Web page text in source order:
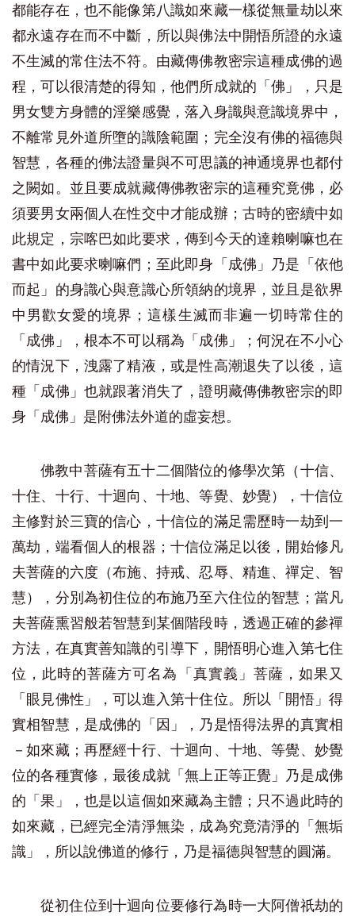
都能存在，也不能像第八識如來藏一樣從無量劫以來
都永遠存在而不中斷，所以與佛法中開悟所證的永遠
不生滅的常住法不符。由藏傳佛教密宗這種成佛的過
程，可以很清楚的得知，他們所成就的「佛」，只是
男女雙方身體的淫樂感覺，落入身識與意識境界中，
不離常見外道所墮的識陰範圍；完全沒有佛的福德與
智慧，各種的佛法證量與不可思議的神通境界也都付
之闕如。並且要成就藏傳佛教密宗的這種究竟佛，必
須要男女兩個人在性交中才能成辦；古時的密續中如
此規定，宗喀巴如此要求，傳到今天的達賴喇嘛也在
書中如此要求喇嘛們；至此即身「成佛」乃是「依他
而起」的身識心與意識心所領納的境界，並且是欲界
中男歡女愛的境界；這樣生滅而非遍一切時常住的
「成佛」，根本不可以稱為「成佛」；何況在不小心
的情況下，洩露了精液，或是性高潮退失了以後，這
種「成佛」也就跟著消失了，證明藏傳佛教密宗的即
身「成佛」是附佛法外道的虛妄想。
佛教中菩薩有五十二個階位的修學次第（十信、
十住、十行、十迴向、十地、等覺、妙覺），十信位
主修對於三寶的信心，十信位的滿足需歷時一劫到一
萬劫，端看個人的根器；十信位滿足以後，開始修凡
夫菩薩的六度（布施、持戒、忍辱、精進、禪定、智
慧），分別為初住位的布施乃至六住位的智慧；當凡
夫菩薩熏習般若智慧到某個階段時，透過正確的參禪
方法，在真實善知識的引導下，開悟明心進入第七住
位，此時的菩薩方可名為「真實義」菩薩，如果又
「眼見佛性」，可以進入第十住位。所以「開悟」得
實相智慧，是成佛的「因」，乃是悟得法界的真實相
－如來藏；再歷經十行、十迴向、十地、等覺、妙覺
位的各種實修，最後成就「無上正等正覺」乃是成佛
的「果」，也是以這個如來藏為主體；只不過此時的
如來藏，已經完全清淨無染，成為究竟清淨的「無垢
識」，所以說佛道的修行，乃是福德與智慧的圓滿。
從初住位到十迴向位要修行為時一大阿僧祇劫的